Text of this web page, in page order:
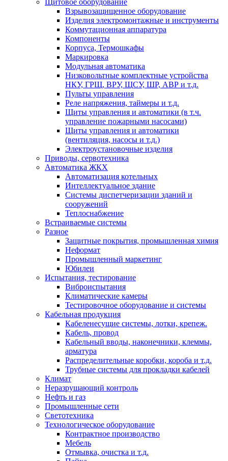
Щитовое оборудование
Взрывозащищенное оборудование
Изделия электромонтажные и инструменты
Коммутационная аппаратура
Компоненты
Корпуса, Термошкафы
Маркировка
Модульная автоматика
Низковольтные комплектные устройства
НКУ, ГРЩ, ВРУ, ЩСУ, ШР, АВР и т.д.
Пульты управления
Реле напряжения, таймеры и т.д.
Щиты управления и автоматики (в т.ч.
управление пожарными насосами)
Щиты управления и автоматики
(вентиляция, насосы и т.д.)
Электроустановочные изделия
Приводы, сервотехника
Автоматика ЖКХ
Автоматизация котельных
Интеллектуальное здание
Системы диспетчеризации зданий и
сооружений
Теплоснабжение
Встраиваемые системы
Разное
Защитные покрытия, промышленная химия
Неформат
Промышленный маркетинг
Юбилеи
Испытания, тестирование
Виброиспытания
Климатические камеры
Тестировочное оборудование и системы
Кабельная продукция
Кабеленесущие системы, лотки, крепеж.
Кабель, провод
Кабельный вводы, наконечники, клеммы,
арматура
Распределительные коробки, короба и т.д.
Трубные системы для прокладки кабелей
Климат
Неразрушающий контроль
Нефть и газ
Промышленные сети
Светотехника
Технологическое оборудование
Контрактное производство
Мебель
Отмывка, очистка и т.д.